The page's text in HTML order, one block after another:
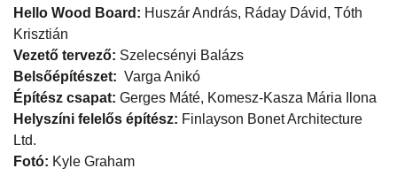
Hello Wood Board: Huszár András, Ráday Dávid, Tóth
Krisztián
Vezető tervező: Szelecsényi Balázs
Belsőépítészet: Varga Anikó
Építész csapat: Gerges Máté, Komesz-Kasza Mária Ilona
Helyszíni felelős építész: Finlayson Bonet Architecture
Ltd.
Fotó: Kyle Graham